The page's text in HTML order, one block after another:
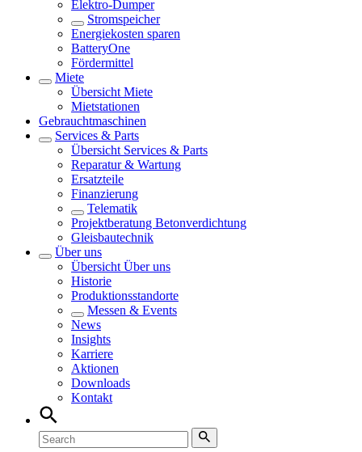
Elektro-Dumper
Stromspeicher
Energiekosten sparen
BatteryOne
Fördermittel
Miete
Übersicht Miete
Mietstationen
Gebrauchtmaschinen
Services & Parts
Übersicht Services & Parts
Reparatur & Wartung
Ersatzteile
Finanzierung
Telematik
Projektberatung Betonverdichtung
Gleisbautechnik
Über uns
Übersicht Über uns
Historie
Produktionsstandorte
Messen & Events
News
Insights
Karriere
Aktionen
Downloads
Kontakt